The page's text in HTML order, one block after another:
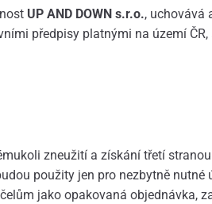
UP AND DOWN s.r.o., uchovává
předpisy platnými na území
zneužití a získání třetí
použity jen pro nezbytně
jako opakovaná objednávka,